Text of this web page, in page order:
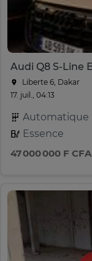
Liberte 6, Dakar
17. juil., 04:13
Automatique
Essence
47 000 000 F CFA